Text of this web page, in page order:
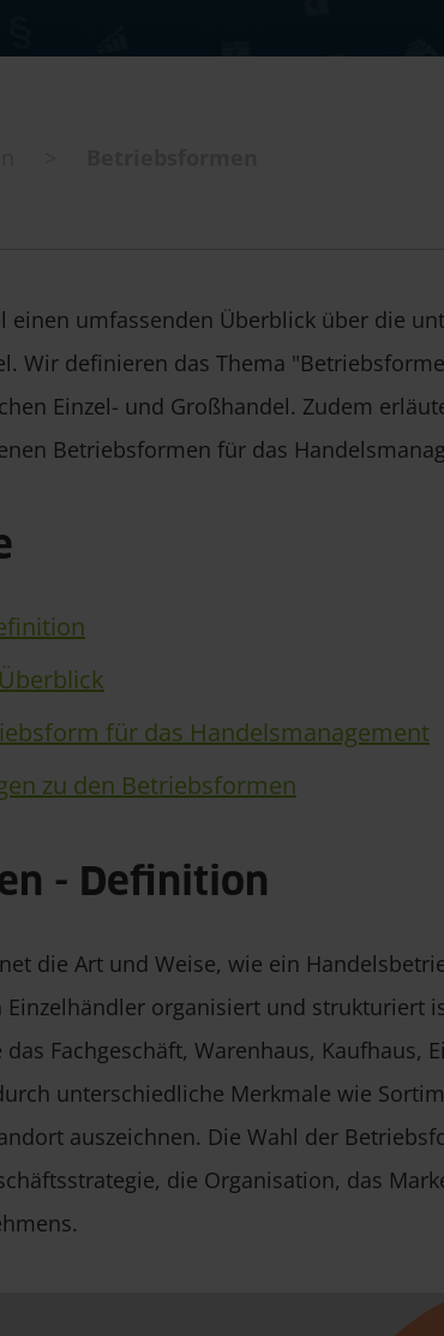
einen umfassenden Überblick über die
Wir definieren das Thema
Einzel- und Großhandel. Zudem
Betriebsformen für das
für das Handelsmanagement
zu den Betriebsformen
- Definition
die Art und Weise, wie ein
organisiert und strukturiert
Fachgeschäft, Warenhaus, Kaufhaus,
unterschiedliche Merkmale wie
auszeichnen. Die Wahl der
die Organisation, das